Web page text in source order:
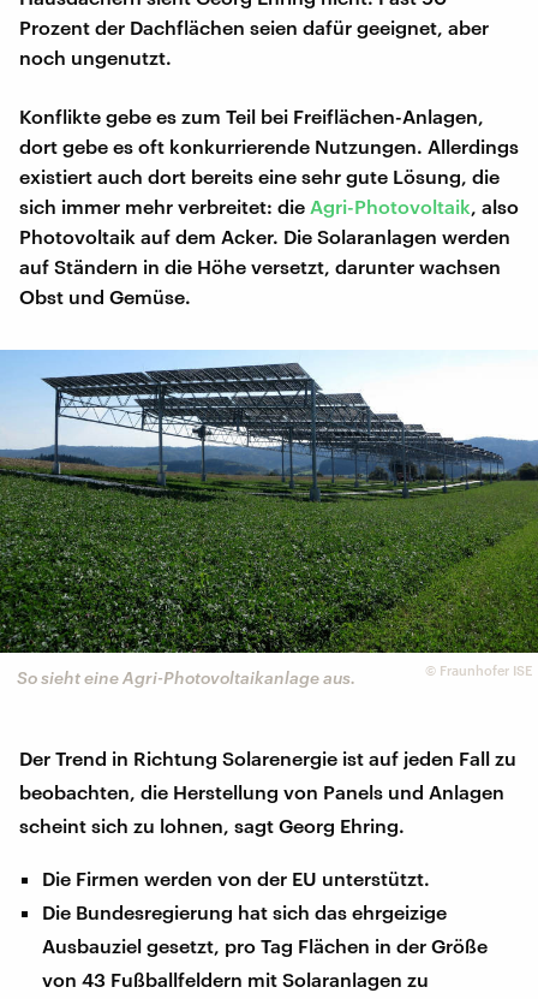
Prozent der Dachflächen seien dafür geeignet, aber
noch ungenutzt.
Konflikte gebe es zum Teil bei Freiflächen-Anlagen,
dort gebe es oft konkurrierende Nutzungen. Allerdings
existiert auch dort bereits eine sehr gute Lösung, die
sich immer mehr verbreitet: die Agri-Photovoltaik , also
Photovoltaik auf dem Acker. Die Solaranlagen werden
auf Ständern in die Höhe versetzt, darunter wachsen
Obst und Gemüse.
© Fraunhofer ISE
So sieht eine Agri-Photovoltaikanlage aus.
Der Trend in Richtung Solarenergie ist auf jeden Fall zu
beobachten, die Herstellung von Panels und Anlagen
scheint sich zu lohnen, sagt Georg Ehring.
Die Firmen werden von der EU unterstützt.
Die Bundesregierung hat sich das ehrgeizige
Ausbauziel gesetzt, pro Tag Flächen in der Größe
von 43 Fußballfeldern mit Solaranlagen zu